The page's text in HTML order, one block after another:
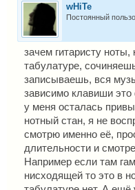
wHiTe
Постоянный
зачем гитаристу ноты,
табулатуре,
записываешь, вся
зависимо клавиши
у меня осталась
нотный стан, я не
смотрю именно её,
длительности и
Например если там
нисходящей то это в